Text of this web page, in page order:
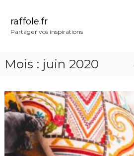
raffole.fr
Partager vos inspirations
Mois : juin 2020